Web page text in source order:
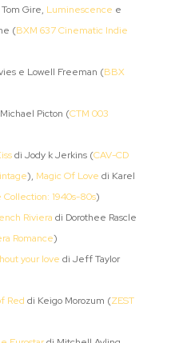
Gire, Luminescence e
(BXM 637 Cinematic Indie
e Lowell Freeman (BBX
Picton (CTM 003
di Jody k Jerkins (CAV-CD
), Magic Of Love di Karel
1940s-80s)
Riviera di Dorothee Rascle
Romance)
your love di Jeff Taylor
Red di Keigo Morozum (ZEST